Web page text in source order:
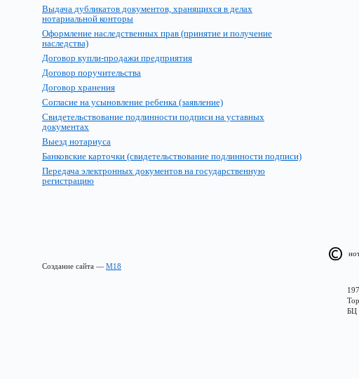
Выдача дубликатов документов, хранящихся в делах
нотариальной конторы
Оформление наследственных прав (принятие и получение
наследства)
Договор купли-продажи предприятия
Договор поручительства
Договор хранения
Согласие на усыновление ребенка (заявление)
Свидетельствование подлинности подписи на уставных
документах
Выезд нотариуса
Банковские карточки (свидетельствование подлинности подписи)
Передача электронных документов на государственную
регистрацию
Создание сайта — М18
БЦ